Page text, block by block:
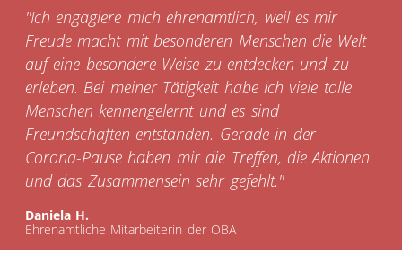
"Ich engagiere mich ehrenamtlich, weil es mir
Freude macht mit besonderen Menschen die Welt
auf eine besondere Weise zu entdecken und zu
erleben. Bei meiner Tätigkeit habe ich viele tolle
Menschen kennengelernt und es sind
Freundschaften entstanden. Gerade in der
Corona-Pause haben mir die Treffen, die Aktionen
und das Zusammensein sehr gefehlt."
Daniela H.
Ehrenamtliche Mitarbeiterin der OBA